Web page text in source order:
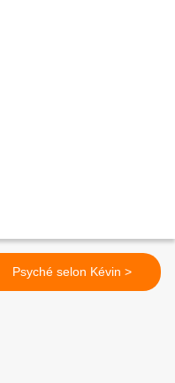
Psyché selon Kévin >